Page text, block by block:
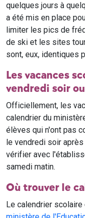
quelques jours à
a été mis en place
limiter les pics de
de ski et les sites
sont, eux, identiques
Les vacances
vendredi soir
Officiellement, les
calendrier du
élèves qui n'ont pas
le vendredi soir
vérifier avec
samedi matin.
Où trouver le
Le calendrier